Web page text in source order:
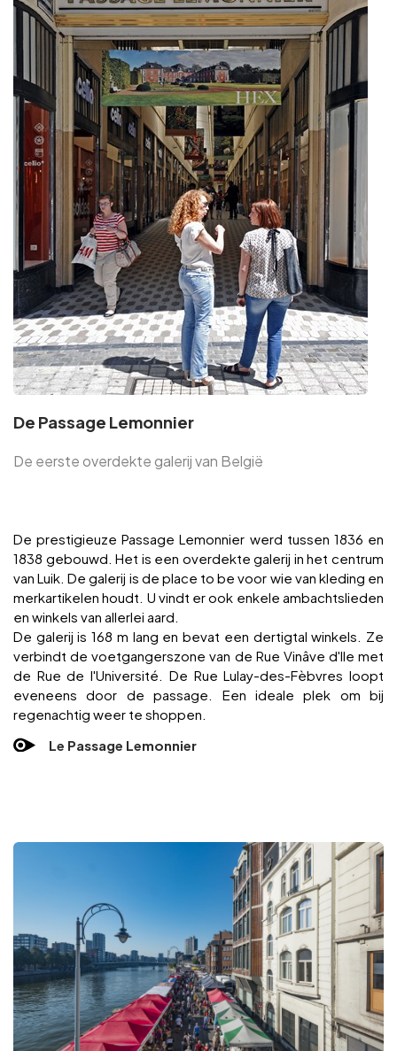
De Passage Lemonnier
De eerste overdekte galerij van België
De prestigieuze Passage Lemonnier werd tussen 1836 en
1838 gebouwd. Het is een overdekte galerij in het centrum
van Luik. De galerij is de place to be voor wie van kleding en
merkartikelen houdt. U vindt er ook enkele ambachtslieden
en winkels van allerlei aard.
De galerij is 168 m lang en bevat een dertigtal winkels. Ze
verbindt de voetgangerszone van de Rue Vinâve d'Ile met
de Rue de l'Université. De Rue Lulay-des-Fèbvres loopt
eveneens door de passage. Een ideale plek om bij
regenachtig weer te shoppen.
Le Passage Lemonnier